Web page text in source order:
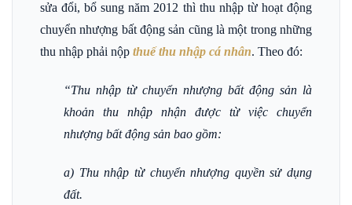
sửa đổi, bổ sung năm 2012 thì thu nhập từ hoạt động
chuyển nhượng bất động sản cũng là một trong những
thu nhập phải nộp thuế thu nhập cá nhân. Theo đó:
“Thu nhập từ chuyển nhượng bất động sản là
khoản thu nhập nhận được từ việc chuyển
nhượng bất động sản bao gồm:
a) Thu nhập từ chuyển nhượng quyền sử dụng
đất.